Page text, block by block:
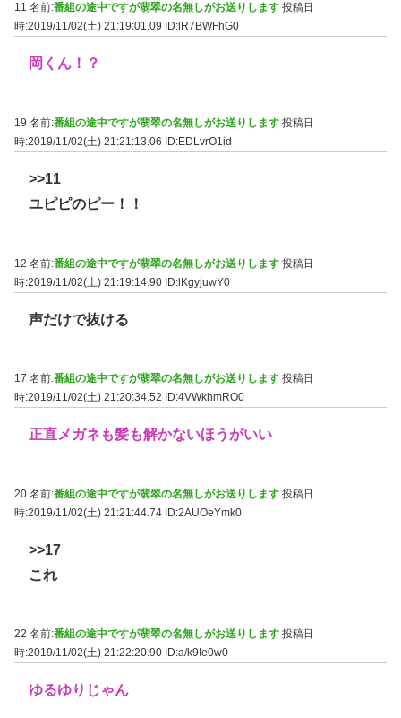
11 名前:番組の途中ですが翡翠の名無しがお送りします 投稿日
時:2019/11/02(土) 21:19:01.09
ID:lR7BWFhG0
岡くん！？
19 名前:番組の途中ですが翡翠の名無しがお送りします 投稿日
時:2019/11/02(土) 21:21:13.06
ID:EDLvrO1id
>>11
ユピピのピー！！
12 名前:番組の途中ですが翡翠の名無しがお送りします 投稿日
時:2019/11/02(土) 21:19:14.90 ID:lKgyjuwY0
声だけで抜ける
17 名前:番組の途中ですが翡翠の名無しがお送りします 投稿日
時:2019/11/02(土) 21:20:34.52
ID:4VWkhmRO0
正直メガネも髪も解かないほうがいい
20 名前:番組の途中ですが翡翠の名無しがお送りします 投稿日
時:2019/11/02(土) 21:21:44.74 ID:2AUOeYmk0
>>17
これ
22 名前:番組の途中ですが翡翠の名無しがお送りします 投稿日
時:2019/11/02(土) 21:22:20.90 ID:a/k9Ie0w0
ゆるゆりじゃん